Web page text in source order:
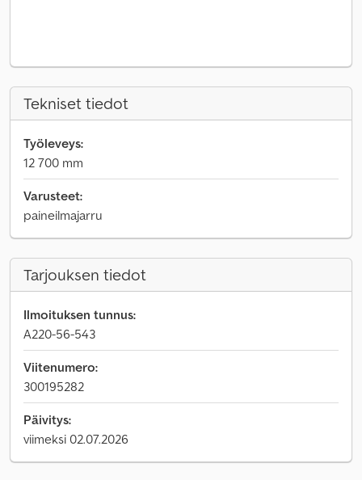
Tekniset tiedot
Työleveys:
12 700 mm
Varusteet:
paineilmajarru
Tarjouksen tiedot
Ilmoituksen tunnus:
A220-56-543
Viitenumero:
300195282
Päivitys:
viimeksi 02.07.2026